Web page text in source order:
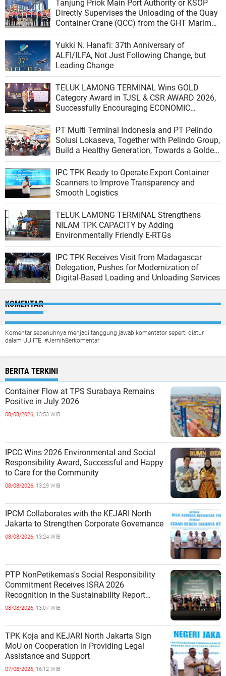
Tanjung Priok Main Port Authority or KSOP
Directly Supervises the Unloading of the Quay
Container Crane (QCC) from the GHT Marimas
Ship at the North JICT Pier
Yukki N. Hanafi: 37th Anniversary of
ALFI/ILFA, Not Just Following Change, but
Leading Change
TELUK LAMONG TERMINAL Wins GOLD
Category Award in TJSL & CSR AWARD 2026,
Successfully Encouraging ECONOMIC
INDEPENDENCE OF COASTAL COMMUNITIES
PT Multi Terminal Indonesia and PT Pelindo
Solusi Lokaseva, Together with Pelindo Group,
Build a Healthy Generation, Towards a Golden
Indonesia
IPC TPK Ready to Operate Export Container
Scanners to Improve Transparency and
Smooth Logistics
TELUK LAMONG TERMINAL Strengthens
NILAM TPK CAPACITY by Adding
Environmentally Friendly E-RTGs
IPC TPK Receives Visit from Madagascar
Delegation, Pushes for Modernization of
Digital-Based Loading and Unloading Services
KOMENTAR
Komentar sepenuhnya menjadi tanggung jawab komentator seperti diatur
dalam UU ITE. #JernihBerkomentar
BERITA TERKINI
Container Flow at TPS Surabaya Remains
Positive in July 2026
08/08/2026, 13:53 WIB
IPCC Wins 2026 Environmental and Social
Responsibility Award, Successful and Happy
to Care for the Community
08/08/2026, 13:29 WIB
IPCM Collaborates with the KEJARI North
Jakarta to Strengthen Corporate Governance
08/08/2026, 13:24 WIB
PTP NonPetikemas's Social Responsibility
Commitment Receives ISRA 2026
Recognition in the Sustainability Report
Category
08/08/2026, 13:07 WIB
TPK Koja and KEJARI North Jakarta Sign
MoU on Cooperation in Providing Legal
Assistance and Support
07/08/2026, 16:12 WIB